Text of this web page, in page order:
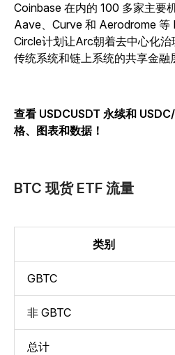
Coinbase 在内的 100 多家主要
Aave、Curve 和 Aerodrome 等
Circle计划让Arc朝着去中心化
传统系统和链上系统的共享金融
查看 USDCUSDT 永续和
格、图表和数据！
BTC 现货 ETF 流量
类别
GBTC
非 GBTC
总计